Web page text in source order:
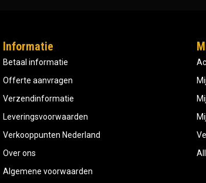
Informatie
Betaal informatie
Offerte aanvragen
Verzendinformatie
Leveringsvoorwaarden
Verkooppunten Nederland
Over ons
Algemene voorwaarden